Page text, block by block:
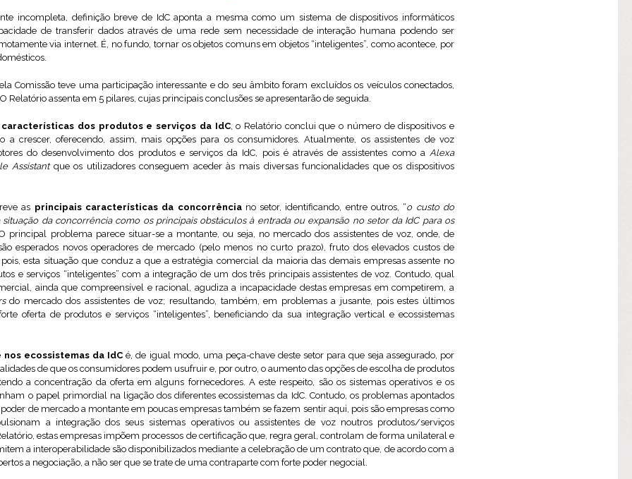
incompleta, definição breve de IdC aponta a mesma como um sistema de dispositivos informáticos
de transferir dados através de uma rede sem necessidade de interação humana podendo ser
via internet. É, no fundo, tornar os objetos comuns em objetos “inteligentes”, como acontece, por
Comissão teve uma participação interessante e do seu âmbito foram excluídos os veículos conectados,
Relatório assenta em 5 pilares, cujas principais conclusões se apresentarão de seguida.
características dos produtos e serviços da IdC, o Relatório conclui que o número de dispositivos e
a crescer, oferecendo, assim, mais opções para os consumidores. Atualmente, os assistentes de voz
do desenvolvimento dos produtos e serviços da IdC, pois é através de assistentes como a Alexa
Assistantque os utilizadores conseguem aceder às mais diversas funcionalidades que os dispositivos
as principais características da concorrênciano setor, identificando, entre outros, “o custo do
da concorrência como os principais obstáculos à entrada ou expansão no setor da IdC para os
O principal problema parece situar-se a montante, ou seja, no mercado dos assistentes de voz, onde, de
esperados novos operadores de mercado (pelo menos no curto prazo), fruto dos elevados custos de
esta situação que conduz a que a estratégia comercial da maioria das demais empresas assente no
e serviços “inteligentes” com a integração de um dos três principais assistentes de voz. Contudo, qual
ainda que compreensível e racional, agudiza a incapacidade destas empresas em competirem, a
do mercado dos assistentes de voz; resultando, também, em problemas a jusante, pois estes últimos
oferta de produtos e serviços “inteligentes”, beneficiando da sua integração vertical e ecossistemas
ecossistemas da IdCé, de igual modo, uma peça-chave deste setor para que seja assegurado, por
de que os consumidores podem usufruir e, por outro, o aumento das opções de escolha de produtos
a concentração da oferta em alguns fornecedores. A este respeito, são os sistemas operativos e os
o papel primordial na ligação dos diferentes ecossistemas da IdC. Contudo, os problemas apontados
de mercado a montante em poucas empresas também se fazem sentir aqui, pois são empresas como
a integração dos seus sistemas operativos ou assistentes de voz noutros produtos/serviços
estas empresas impõem processos de certificação que, regra geral, controlam de forma unilateral e
a interoperabilidade são disponibilizados mediante a celebração de um contrato que, de acordo com a
a negociação, a não ser que se trate de uma contraparte com forte poder negocial.